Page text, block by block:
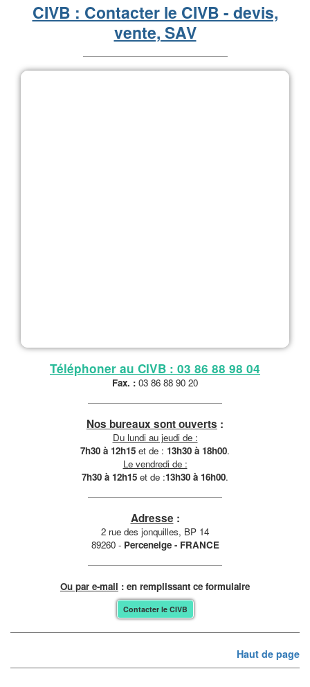
CIVB : Contacter le CIVB - devis,
vente, SAV
Téléphoner au CIVB : 03 86 88 98 04
Fax. : 03 86 88 90 20
Nos bureaux sont ouverts :
Du lundi au jeudi de :
7h30 à 12h15 et de : 13h30 à 18h00.
Le vendredi de :
7h30 à 12h15 et de :13h30 à 16h00.
Adresse :
2 rue des jonquilles, BP 14
89260 - Perceneige - FRANCE
Ou par e-mail : en remplissant ce formulaire
Contacter le CIVB
Haut de page